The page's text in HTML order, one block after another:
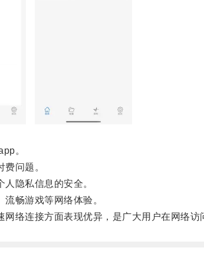
。
问题。
隐私信息的安全。
畅游戏等网络体验。
连接方面表现优异，是广大用户在网络访